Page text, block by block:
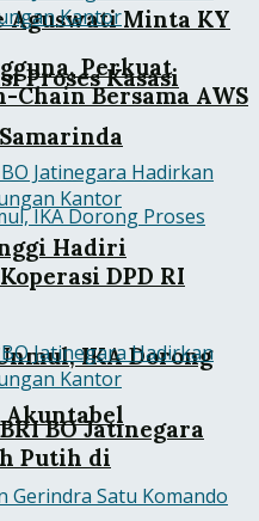
Aguswati Minta KY
Proses Kasasi
IKA Dorong
Akuntabel
Perkuat
Chain Bersama AWS
Hadiri
DPD RI
BO Jatinegara
Putih di